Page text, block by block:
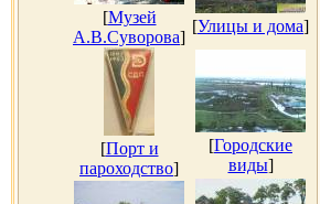
[Музей
А.В.Суворова]
[Улицы и дома]
[Порт и
пароходство]
[Городские
виды]